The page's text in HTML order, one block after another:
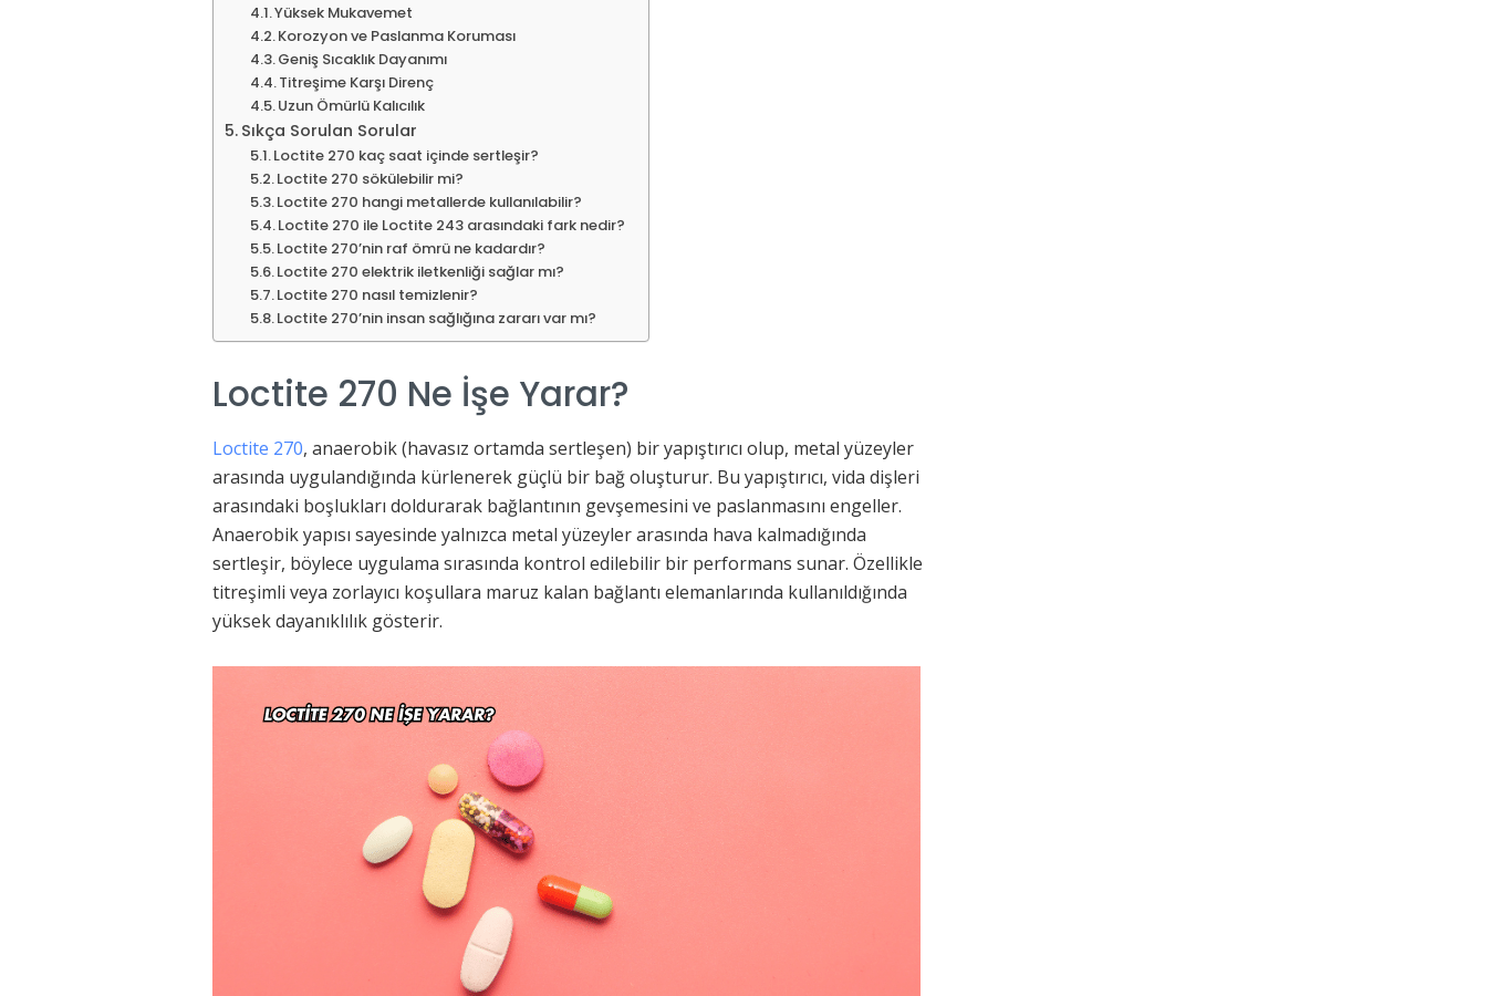
Yüksek Mukavemet
Korozyon ve Paslanma Koruması
Geniş Sıcaklık Dayanımı
Titreşime Karşı Direnç
Uzun Ömürlü Kalıcılık
Sıkça Sorulan Sorular
Loctite 270 kaç saat içinde sertleşir?
Loctite 270 sökülebilir mi?
Loctite 270 hangi metallerde kullanılabilir?
Loctite 270 ile Loctite 243 arasındaki fark nedir?
Loctite 270’nin raf ömrü ne kadardır?
Loctite 270 elektrik iletkenliği sağlar mı?
Loctite 270 nasıl temizlenir?
Loctite 270’nin insan sağlığına zararı var mı?
Loctite 270 Ne İşe Yarar?
Loctite 270, anaerobik (havasız ortamda sertleşen) bir yapıştırıcı olup, metal yüzeyler
arasında uygulandığında kürlenerek güçlü bir bağ oluşturur. Bu yapıştırıcı, vida dişleri
arasındaki boşlukları doldurarak bağlantının gevşemesini ve paslanmasını engeller.
Anaerobik yapısı sayesinde yalnızca metal yüzeyler arasında hava kalmadığında
sertleşir, böylece uygulama sırasında kontrol edilebilir bir performans sunar. Özellikle
titreşimli veya zorlayıcı koşullara maruz kalan bağlantı elemanlarında kullanıldığında
yüksek dayanıklılık gösterir.